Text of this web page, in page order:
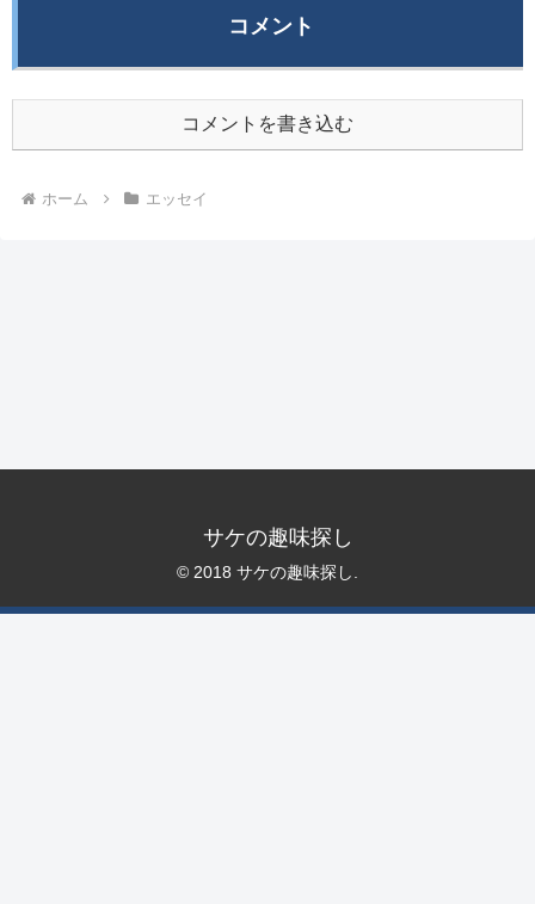
コメント
コメントを書き込む
ホーム エッセイ
サケの趣味探し
© 2018 サケの趣味探し.